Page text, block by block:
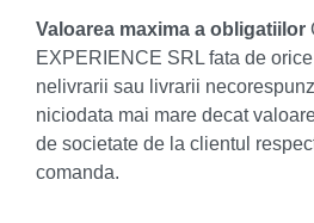
Valoarea maxima a obligatiilor
EXPERIENCE SRL fata de
nelivrarii sau livrarii
niciodata mai mare decat
de societate de la clientul
comanda.